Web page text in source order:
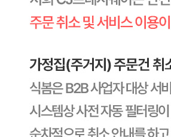
영양성분
상세페이지참고
유전자변형식품에 해당하는 경우의 표시
수입식품 여부
해당사항 없음
소비자 상담 관련 전화번호
반품/교환 정보